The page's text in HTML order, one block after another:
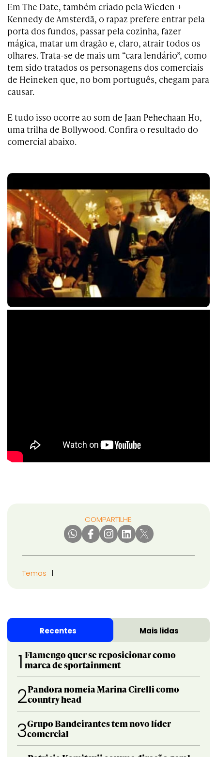
Em The Date, também criado pela Wieden +
Kennedy de Amsterdã, o rapaz prefere entrar pela
porta dos fundos, passar pela cozinha, fazer
mágica, matar um dragão e, claro, atrair todos os
olhares. Trata-se de mais um “cara lendário”, como
tem sido tratados os personagens dos comerciais
de Heineken que, no bom português, chegam para
causar.
E tudo isso ocorre ao som de Jaan Pehechaan Ho,
uma trilha de Bollywood. Confira o resultado do
comercial abaixo.
COMPARTILHE:
Temas
Recentes Mais lidas
1 Flamengo quer se reposicionar como
marca de sportainment
2Pandora nomeia Marina Cirelli como
country head
3Grupo Bandeirantes tem novo líder
comercial